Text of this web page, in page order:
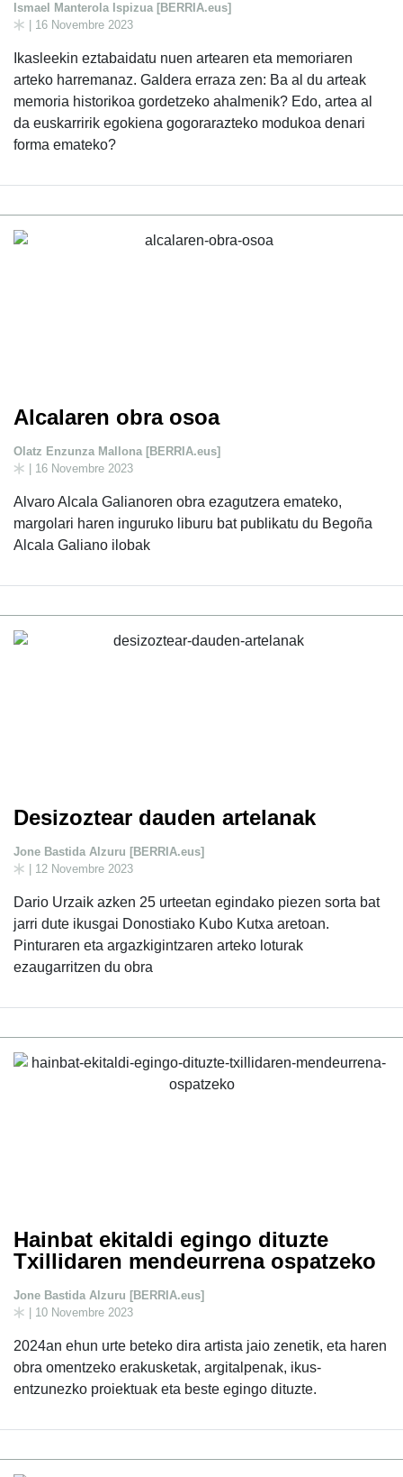
Ismael Manterola Ispizua [BERRIA.eus]
| 16 Novembre 2023
Ikasleekin eztabaidatu nuen artearen eta memoriaren
arteko harremanaz. Galdera erraza zen: Ba al du arteak
memoria historikoa gordetzeko ahalmenik? Edo, artea al
da euskarririk egokiena gogorarazteko modukoa denari
forma emateko?
Alcalaren obra osoa
Olatz Enzunza Mallona [BERRIA.eus]
| 16 Novembre 2023
Alvaro Alcala Galianoren obra ezagutzera emateko,
margolari haren inguruko liburu bat publikatu du Begoña
Alcala Galiano ilobak
Desizoztear dauden artelanak
Jone Bastida Alzuru [BERRIA.eus]
| 12 Novembre 2023
Dario Urzaik azken 25 urteetan egindako piezen sorta bat
jarri dute ikusgai Donostiako Kubo Kutxa aretoan.
Pinturaren eta argazkigintzaren arteko loturak
ezaugarritzen du obra
Hainbat ekitaldi egingo dituzte
Txillidaren mendeurrena ospatzeko
Jone Bastida Alzuru [BERRIA.eus]
| 10 Novembre 2023
2024an ehun urte beteko dira artista jaio zenetik, eta haren
obra omentzeko erakusketak, argitalpenak, ikus-
entzunezko proiektuak eta beste egingo dituzte.